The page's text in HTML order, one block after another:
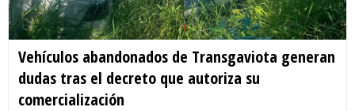
Vehículos abandonados de Transgaviota generan
dudas tras el decreto que autoriza su
comercialización